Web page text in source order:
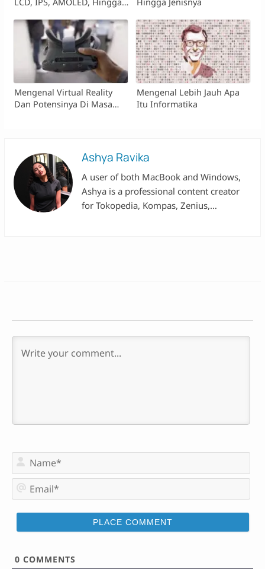
Mengenal Virtual Reality
Dan Potensinya Di Masa
Mengenal Lebih Jauh Apa
Itu Informatika
Ashya Ravika
A user of both MacBook and Windows,
Ashya is a professional content creator
for Tokopedia, Kompas, Zenius,
Parahyangan.
a
em
0 COMMENTS